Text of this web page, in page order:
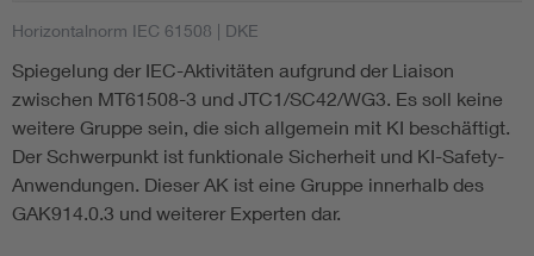
Smart Cities
DKE Fachinformationen im Kontext der Normung
Blitzschutz: DIN EN 62305 in der Übersicht
Circular Economy für mehr Ressourceneffizienz
Horizontalnorm IEC 61508 | DKE
Spiegelung der IEC-Aktivitäten aufgrund der Liaison
zwischen MT61508-3 und JTC1/SC42/WG3. Es soll keine
weitere Gruppe sein, die sich allgemein mit KI beschäftigt.
Der Schwerpunkt ist funktionale Sicherheit und KI-Safety-
Anwendungen. Dieser AK ist eine Gruppe innerhalb des
GAK914.0.3 und weiterer Experten dar.